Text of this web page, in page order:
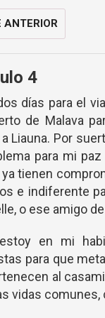
ANTERIOR
4
días para el
de Malava
a Liauna. Por
para mi
tienen
e indiferente
o ese amigo
en mi
para que
al
vidas comunes,